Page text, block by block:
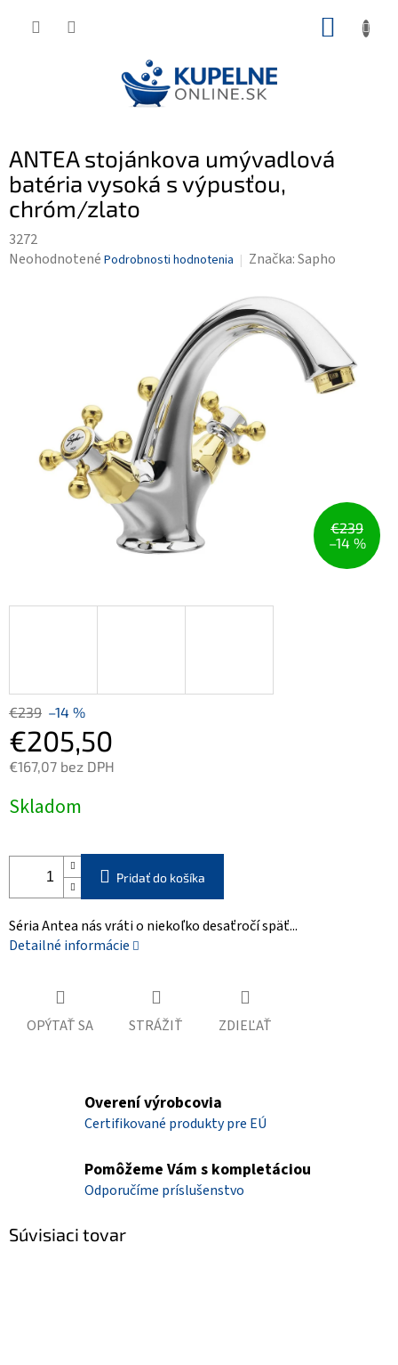
ANTEA stojánkova umývadlová
batéria vysoká s výpusťou,
chróm/zlato
3272
Priemerné
Neohodnotené Podrobnosti hodnotenia Značka:Sapho
€239
–14 %
€239 –14 %
€205,50
€167,07 bez DPH
cena:
Skladom
Pridať do košíka
Séria Antea nás vráti o niekoľko desaťročí späť...
Detailné informácie
OPÝTAŤ SA STRÁŽIŤ ZDIEĽAŤ
Overení výrobcovia
Certifikované produkty pre EÚ
Pomôžeme Vám s kompletáciou
Odporučíme príslušenstvo
Súvisiaci tovar